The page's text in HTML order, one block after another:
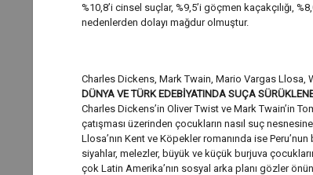
%10,8’i cinsel suçlar, %9,5’i göçmen kaçakçılığı,
nedenlerden dolayı mağdur olmuştur.
Charles Dickens, Mark Twain, Mario Vargas Llosa,
DÜNYA VE TÜRK EDEBİYATINDA SUÇA
Charles Dickens’in Oliver Twist ve Mark Twain’in
çatışması üzerinden çocukların nasıl suç
Llosa’nın Kent ve Köpekler romanında ise
siyahlar, melezler, büyük ve küçük burjuva
çok Latin Amerika’nın sosyal arka planı gözler